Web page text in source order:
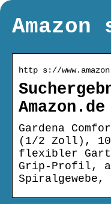
Amazon
http s://
Gardena
(1/2 Zoll), 10
flexibler
Grip-Profil,
Spiralgewebe,